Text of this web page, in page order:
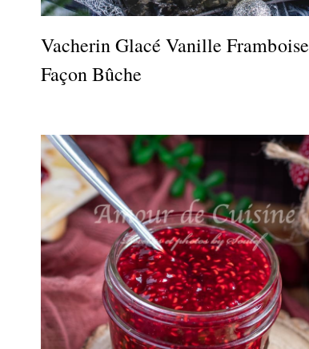
Vacherin Glacé Vanille Framboise
Façon Bûche